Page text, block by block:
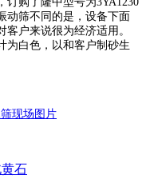
动筛不同的是，设备下面
户来说很为经济适用。
为白色，以和客户制砂生
现场图片
石